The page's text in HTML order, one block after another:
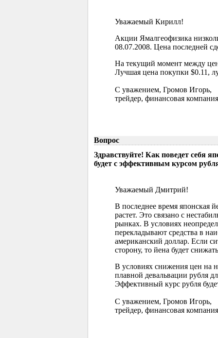
Уважаемый Кирилл!
Акции Ямалгеофизика
08.07.2008. Цена последней
На текущий момент между
Лучшая цена покупки $0.11,
С уважением, Громов Игорь,
трейдер, финансовая
Вопрос
Здравствуйте! Как поведет себя
будет с эффективным курсом
Уважаемый Дмитрий!
В последнее время
растет. Это связано с
рынках. В условиях
перекладывают средства в
американский доллар. Если
сторону, то йена будет
В условиях снижения цен на
плавной девальвации рубля
Эффективный курс рубля
С уважением, Громов Игорь,
трейдер, финансовая